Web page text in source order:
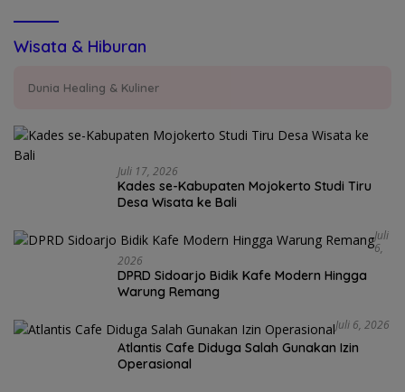
Wisata & Hiburan
Dunia Healing & Kuliner
Juli 17, 2026
Kades se-Kabupaten Mojokerto Studi Tiru
Desa Wisata ke Bali
Juli
6,
2026
DPRD Sidoarjo Bidik Kafe Modern Hingga
Warung Remang
Juli 6, 2026
Atlantis Cafe Diduga Salah Gunakan Izin
Operasional